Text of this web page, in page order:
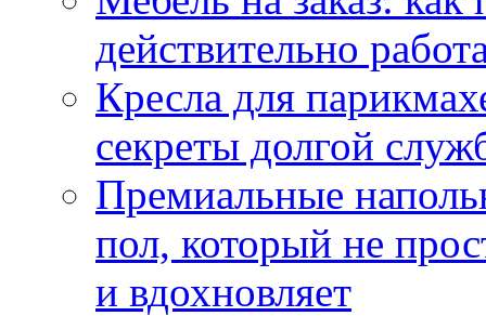
действительно
Кресла для
секреты долгой
Премиальные
пол, который не
и вдохновляет